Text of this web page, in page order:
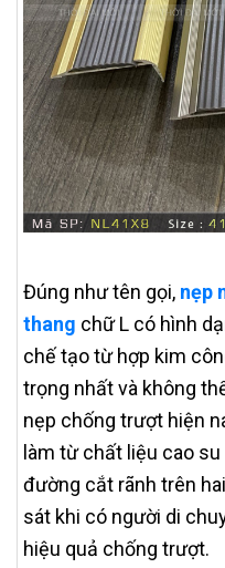
Đúng như tên gọi, nẹp
thang chữ L có hình
chế tạo từ hợp kim
trọng nhất và không
nẹp chống trượt hiện
làm từ chất liệu cao
đường cắt rãnh trên
sát khi có người di
hiệu quả chống trượt.